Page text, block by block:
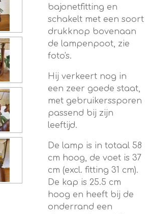
bajonetfitting en
schakelt met een soort
drukknop bovenaan
de lampenpoot, zie
foto's.
Hij verkeert nog in
een zeer goede staat,
met gebruikerssporen
passend bij zijn
leeftijd.
De lamp is in totaal 58
cm hoog, de voet is 37
cm (excl. fitting 31 cm).
De kap is 25.5 cm
hoog en heeft bij de
onderrand een